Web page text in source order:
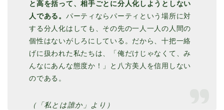
と高を括って、相手ごとに分人化しようとしない
人である。 パーティならパーティという場所に対
する分人化はしても、その先の一人一人の人間の
個性はないがしろにしている。だから、十把一絡
げに扱われた私たちは、「俺だけじゃなくて、み
んなにあんな態度か！」と八方美人を信用しない
のである。
（「私とは誰か」より）